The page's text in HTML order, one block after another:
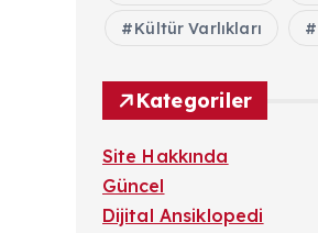
Kültür Varlıkları
Kategoriler
Site Hakkında
Güncel
Dijital Ansiklopedi